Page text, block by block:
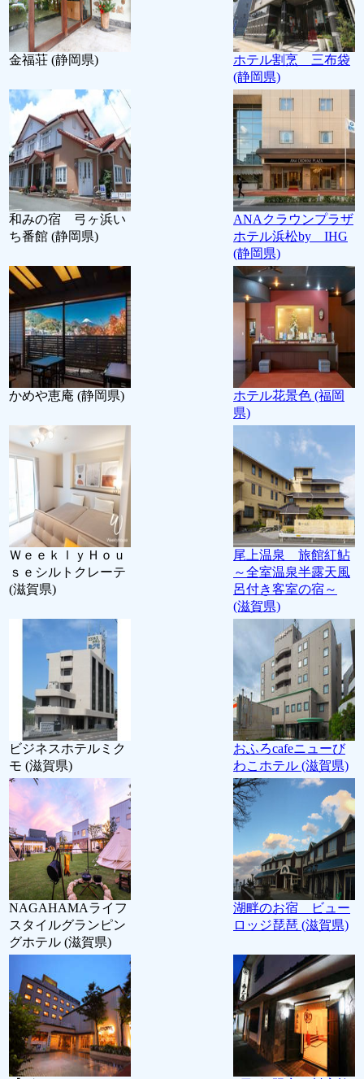
金福荘 (静岡県)
ホテル割烹 三布袋
(静岡県)
和みの宿 弓ヶ浜い
ち番館 (静岡県)
ANAクラウンプラザ
ホテル浜松by IHG
(静岡県)
かめや恵庵 (静岡県)
ホテル花景色 (福岡
県)
ＷｅｅｋｌｙＨｏｕ
ｓｅシルトクレーテ
(滋賀県)
尾上温泉 旅館紅鮎
～全室温泉半露天風
呂付き客室の宿～
(滋賀県)
ビジネスホテルミク
モ (滋賀県)
おふろcafeニューび
わこホテル (滋賀県)
NAGAHAMAライフ
スタイルグランピン
グホテル (滋賀県)
湖畔のお宿 ビュー
ロッジ琵琶 (滋賀県)